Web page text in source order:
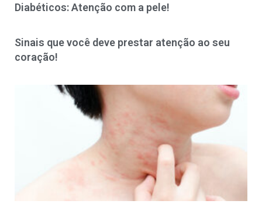
Diabéticos: Atenção com a pele!
Sinais que você deve prestar atenção ao seu
coração!